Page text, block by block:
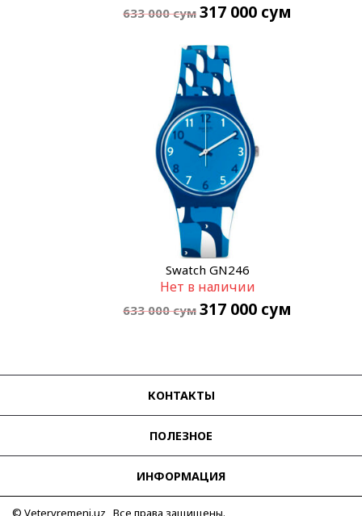
633 000сум 317 000 сум
Swatch GN246
Нет в наличии
633 000сум 317 000 сум
КОНТАКТЫ
ПОЛЕЗНОЕ
ИНФОРМАЦИЯ
© Vetervremeni.uz Все права защищены.